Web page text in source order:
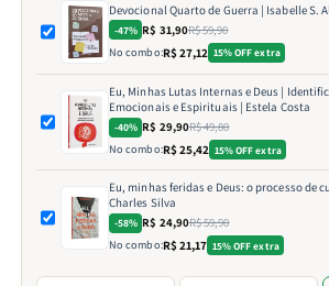
Devocional Quarto de Guerra | Isabelle S.
-47% R$ 31,90R$ 59,90
No combo:R$ 27,12 15% OFF extra
Eu, Minhas Lutas Internas e Deus |
Emocionais e Espirituais | Estela Costa
-40% R$ 29,90R$ 49,80
No combo:R$ 25,42 15% OFF extra
Eu, minhas feridas e Deus: o processo de
Charles Silva
-58% R$ 24,90R$ 59,90
No combo:R$ 21,17 15% OFF extra